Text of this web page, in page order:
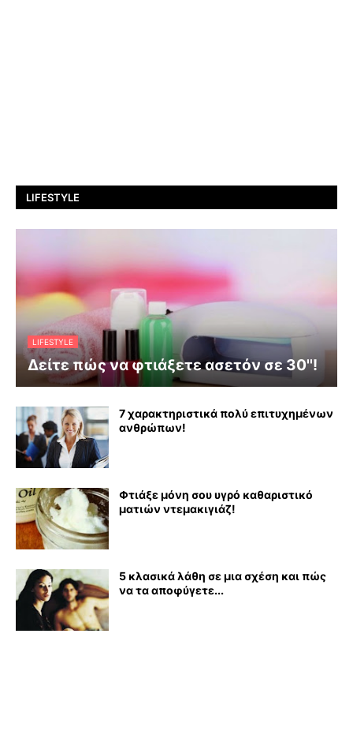
LIFESTYLE
LIFESTYLE
Δείτε πώς να φτιάξετε ασετόν σε 30''!
7 χαρακτηριστικά πολύ επιτυχημένων
ανθρώπων!
Φτιάξε μόνη σου υγρό καθαριστικό
ματιών ντεμακιγιάζ!
5 κλασικά λάθη σε μια σχέση και πώς
να τα αποφύγετε...